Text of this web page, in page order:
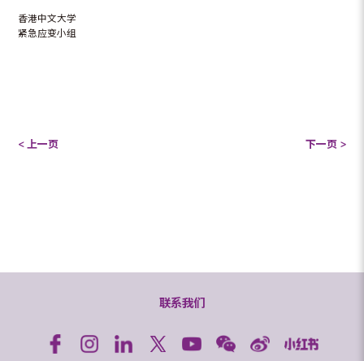
香港中文大学
紧急应变小组
< 上一页 下一页 >
联系我们